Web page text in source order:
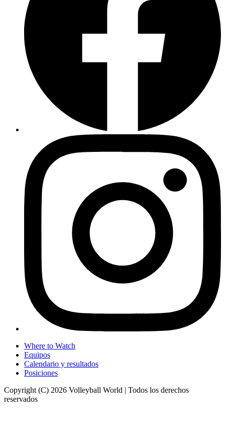
Where to Watch
Equipos
Calendario y resultados
Posiciones
Copyright (C) 2026 Volleyball World | Todos los derechos
reservados